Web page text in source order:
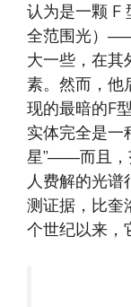
认为是一颗 F
全范围光）
大一些，在其
素。然而，他
现的最暗的F
实体完全是
星”——而且，
人费解的光谱
测证据，比奎
个世纪以来，